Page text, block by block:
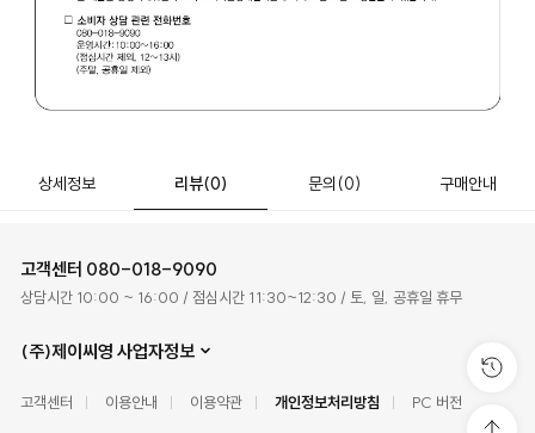
상세정보 리뷰(0) 문의 (0) 구매안내
고객센터 080-018-9090
상담시간 10:00 ~ 16:00 / 점심시간 11:30~12:30 / 토, 일, 공휴일 휴무
(주)제이씨영 사업자정보
고객센터 이용안내 이용약관 개인정보처리방침 PC 버전